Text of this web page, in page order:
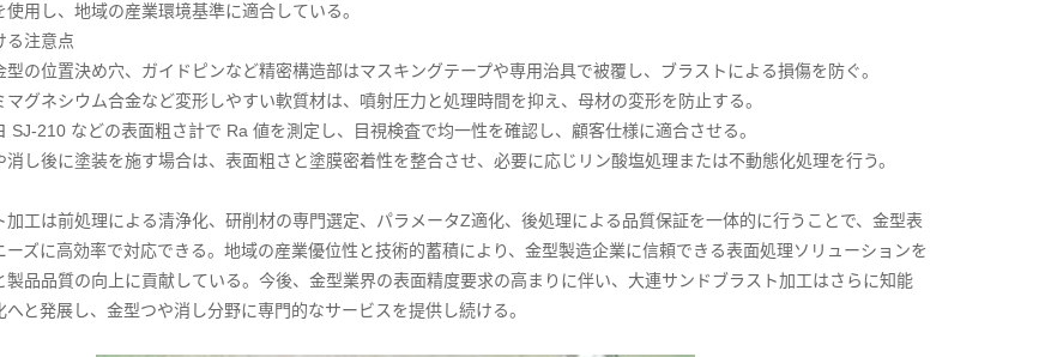
用し、地域の産業環境基準に適合している。
る注意点
の位置決め穴、ガイドピンなど精密構造部はマスキングテープや専用治具で被覆し、ブラストによる損傷を防ぐ。
グネシウム合金など変形しやすい軟質材は、噴射圧力と処理時間を抑え、母材の変形を防止する。
SJ-210 などの表面粗さ計で Ra 値を測定し、目視検査で均一性を確認し、顧客仕様に適合させる。
し後に塗装を施す場合は、表面粗さと塗膜密着性を整合させ、必要に応じリン酸塩処理または不動態化処理を行う。
加工は前処理による清浄化、研削材の専門選定、パラメータZ適化、後処理による品質保証を一体的に行うことで、金型表
ーズに高効率で対応できる。地域の産業優位性と技術的蓄積により、金型製造企業に信頼できる表面処理ソリューションを
製品品質の向上に貢献している。今後、金型業界の表面精度要求の高まりに伴い、大連サンドブラスト加工はさらに知能
と発展し、金型つや消し分野に専門的なサービスを提供し続ける。